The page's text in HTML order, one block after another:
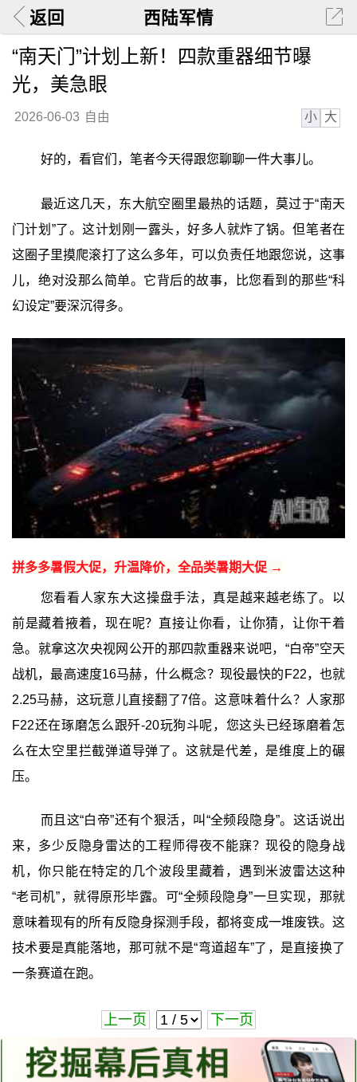
返回 西陆军情
“南天门”计划上新！四款重器细节曝
光，美急眼
2026-06-03 自由 小 大
好的，看官们，笔者今天得跟您聊聊一件大事儿。
最近这几天，东大航空圈里最热的话题，莫过于“南天
门计划”了。这计划刚一露头，好多人就炸了锅。但笔者在
这圈子里摸爬滚打了这么多年，可以负责任地跟您说，这事
儿，绝对没那么简单。它背后的故事，比您看到的那些“科
幻设定”要深沉得多。
拼多多暑假大促，升温降价，全品类暑期大促 →
您看看人家东大这操盘手法，真是越来越老练了。以
前是藏着掖着，现在呢？直接让你看，让你猜，让你干着
急。就拿这次央视网公开的那四款重器来说吧，“白帝”空天
战机，最高速度16马赫，什么概念？现役最快的F22，也就
2.25马赫，这玩意儿直接翻了7倍。这意味着什么？人家那
F22还在琢磨怎么跟歼-20玩狗斗呢，您这头已经琢磨着怎
么在太空里拦截弹道导弹了。这就是代差，是维度上的碾
压。
而且这“白帝”还有个狠活，叫“全频段隐身”。这话说出
来，多少反隐身雷达的工程师得夜不能寐？现役的隐身战
机，你只能在特定的几个波段里藏着，遇到米波雷达这种
“老司机”，就得原形毕露。可“全频段隐身”一旦实现，那就
意味着现有的所有反隐身探测手段，都将变成一堆废铁。这
技术要是真能落地，那可就不是“弯道超车”了，是直接换了
一条赛道在跑。
上一页 下一页